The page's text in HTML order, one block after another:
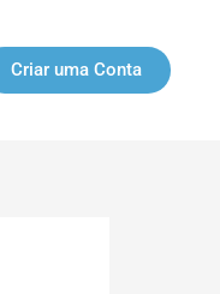
Criar uma Conta